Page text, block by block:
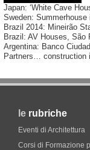
Japan: ‘White Cave
Sweden:
Brazil 2014: Mineirão
Brazil: AV Houses, São
Argentina: Banco
Partners… construction
le rubriche
Eventi di Architettura
Corsi di Formazione